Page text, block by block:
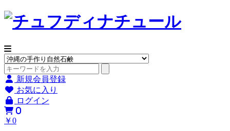
新規会員登録
お気に入り
ログイン
0
￥0